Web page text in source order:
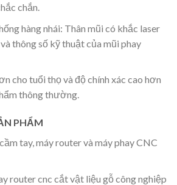
chắn.
hàng nhái: Thân mũi có khắc laser
thông số kỹ thuật của mũi phay
cho tuổi thọ và độ chính xác cao hơn
thông thường.
PHẨM
tay, máy router và máy phay CNC
router cnc cắt vật liệu gỗ công nghiệp